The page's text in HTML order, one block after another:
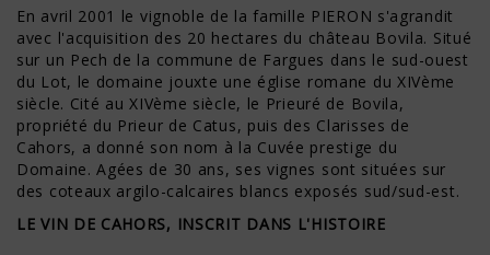
En avril 2001 le vignoble de la famille PIERON s'agrandit
avec l'acquisition des 20 hectares du château Bovila. Situé
sur un Pech de la commune de Fargues dans le sud-ouest
du Lot, le domaine jouxte une église romane du XIVème
siècle. Cité au XIVème siècle, le Prieuré de Bovila,
propriété du Prieur de Catus, puis des Clarisses de
Cahors, a donné son nom à la Cuvée prestige du
Domaine. Agées de 30 ans, ses vignes sont situées sur
des coteaux argilo-calcaires blancs exposés sud/sud-est.
LE VIN DE CAHORS, INSCRIT DANS L'HISTOIRE